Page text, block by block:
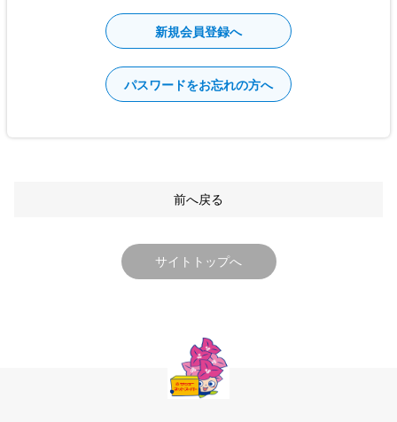
新規会員登録へ
パスワードをお忘れの方へ
前へ戻る
サイトトップへ